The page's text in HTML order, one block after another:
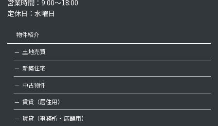
営業時間：9:00～18:00
定休日：水曜日
物件紹介
土地売買
新築住宅
中古物件
賃貸（居住用）
賃貸（事務所・店舗用）